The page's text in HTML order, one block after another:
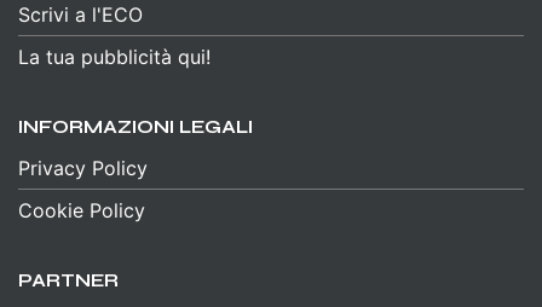
Scrivi a l'ECO
La tua pubblicità qui!
INFORMAZIONI LEGALI
Privacy Policy
Cookie Policy
PARTNER